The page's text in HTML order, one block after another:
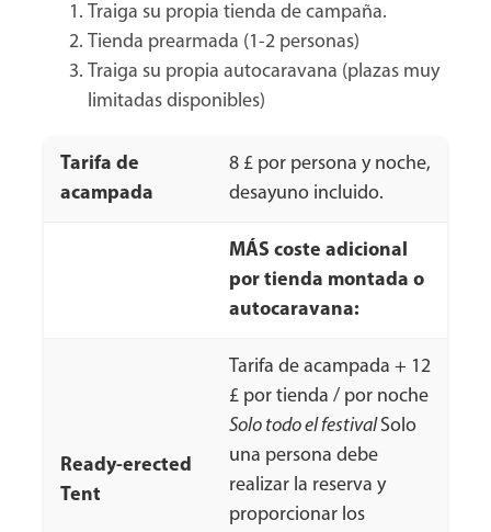
Traiga su propia tienda de campaña.
Tienda prearmada (1-2 personas)
Traiga su propia autocaravana (plazas muy
limitadas disponibles)
Tarifa de
acampada
8 £ por persona y noche,
desayuno incluido.
MÁS coste adicional
por tienda montada o
autocaravana:
Ready-erected
Tent
Tarifa de acampada + 12
£ por tienda / por noche
Solo todo el festivalSolo
una persona debe
realizar la reserva y
proporcionar los